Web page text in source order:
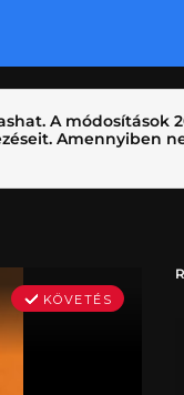
A módosítások
Amennyiben